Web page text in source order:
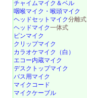
チャイムマイク＆ベル
咽喉マイク・喉頭マイク
ヘッドセットマイク分離式
ヘッドマイク一体式
ピンマイク
クリップマイク
カラオケマイク（白）
エコー内蔵マイク
デスクトップマイク
バス用マイク
マイクコード
マイクケーブル